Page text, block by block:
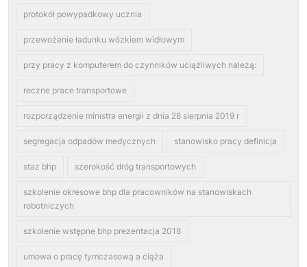
protokół powypadkowy ucznia
przewożenie ładunku wózkiem widłowym
przy pracy z komputerem do czynników uciążliwych należą:
reczne prace transportowe
rozporządzenie ministra energii z dnia 28 sierpnia 2019 r
segregacja odpadów medycznych stanowisko pracy definicja
staz bhp szerokość dróg transportowych
szkolenie okresowe bhp dla pracowników na stanowiskach
robotniczych
szkolenie wstępne bhp prezentacja 2018
umowa o pracę tymczasową a ciąża